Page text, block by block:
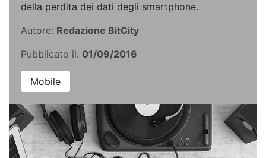
della perdita dei dati degli smartphone.
Autore: Redazione BitCity
Pubblicato il: 01/09/2016
Mobile